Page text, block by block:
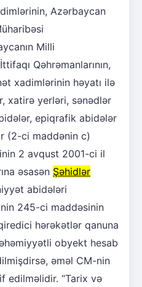
Azərbaycan
Milli
Qəhrəmanlarının,
xadimlərinin həyatı ilə
xatirə yerləri, sənədlər
epiqrafik abidələr
(2-ci maddənin c)
2 avqust 2001-ci il
əsasən Şəhidlər
abidələri
nin 245-ci maddəsinin
hərəkətlər qanuna
obyekt hesab
əməl CM-nin
edilməlidir. “Tarix və